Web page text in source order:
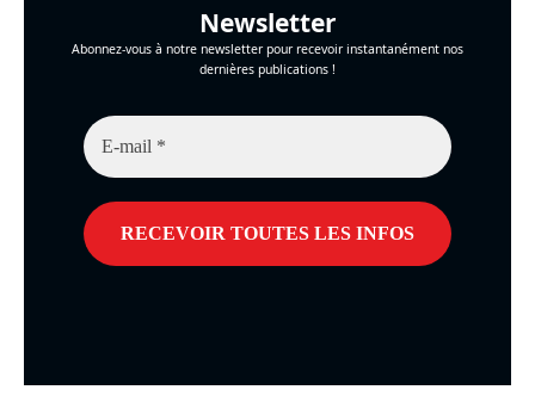
Newsletter
Abonnez-vous à notre newsletter pour recevoir instantanément nos
dernières publications !
E-